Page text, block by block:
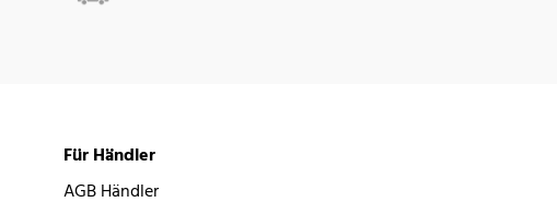
Für Händler
AGB Händler